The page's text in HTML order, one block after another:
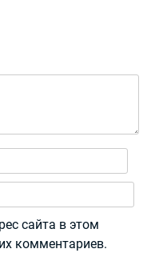
сайта в этом
комментариев.